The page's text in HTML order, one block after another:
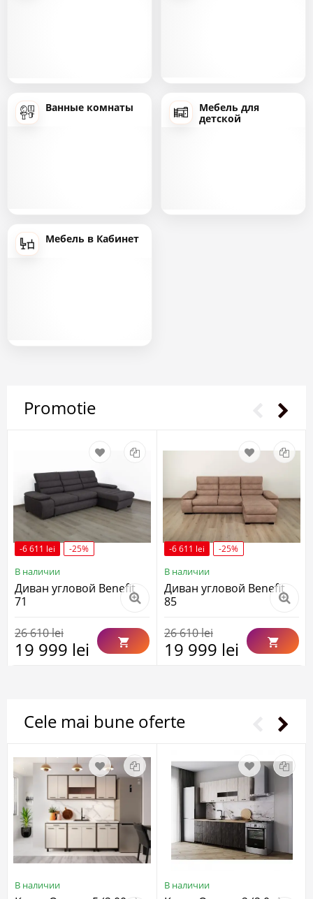
Ванные комнаты
Мебель для
детской
Мебель в Кабинет
Promotie
-6 611 lei -25%
В наличии
Диван угловой Benefit
71
26 610 lei
19 999 lei
-6 611 lei -25%
В наличии
Диван угловой Benefit
85
26 610 lei
19 999 lei
Cele mai bune oferte
В наличии В наличии